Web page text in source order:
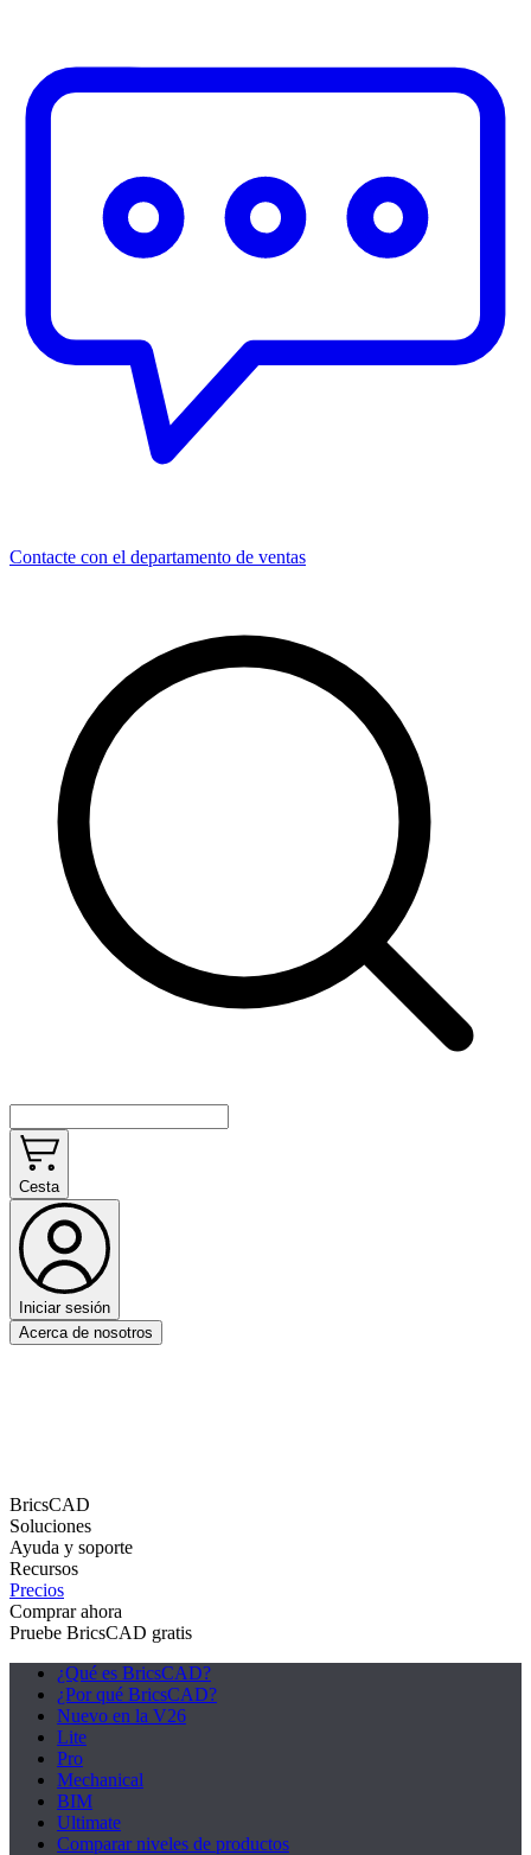
Contacte con el departamento de ventas
Cesta
Iniciar sesión
Acerca de nosotros
BricsCAD
Soluciones
Ayuda y soporte
Recursos
Precios
Comprar ahora
Pruebe BricsCAD gratis
¿Qué es BricsCAD?
¿Por qué BricsCAD?
Nuevo en la V26
Lite
Pro
Mechanical
BIM
Ultimate
Comparar niveles de productos